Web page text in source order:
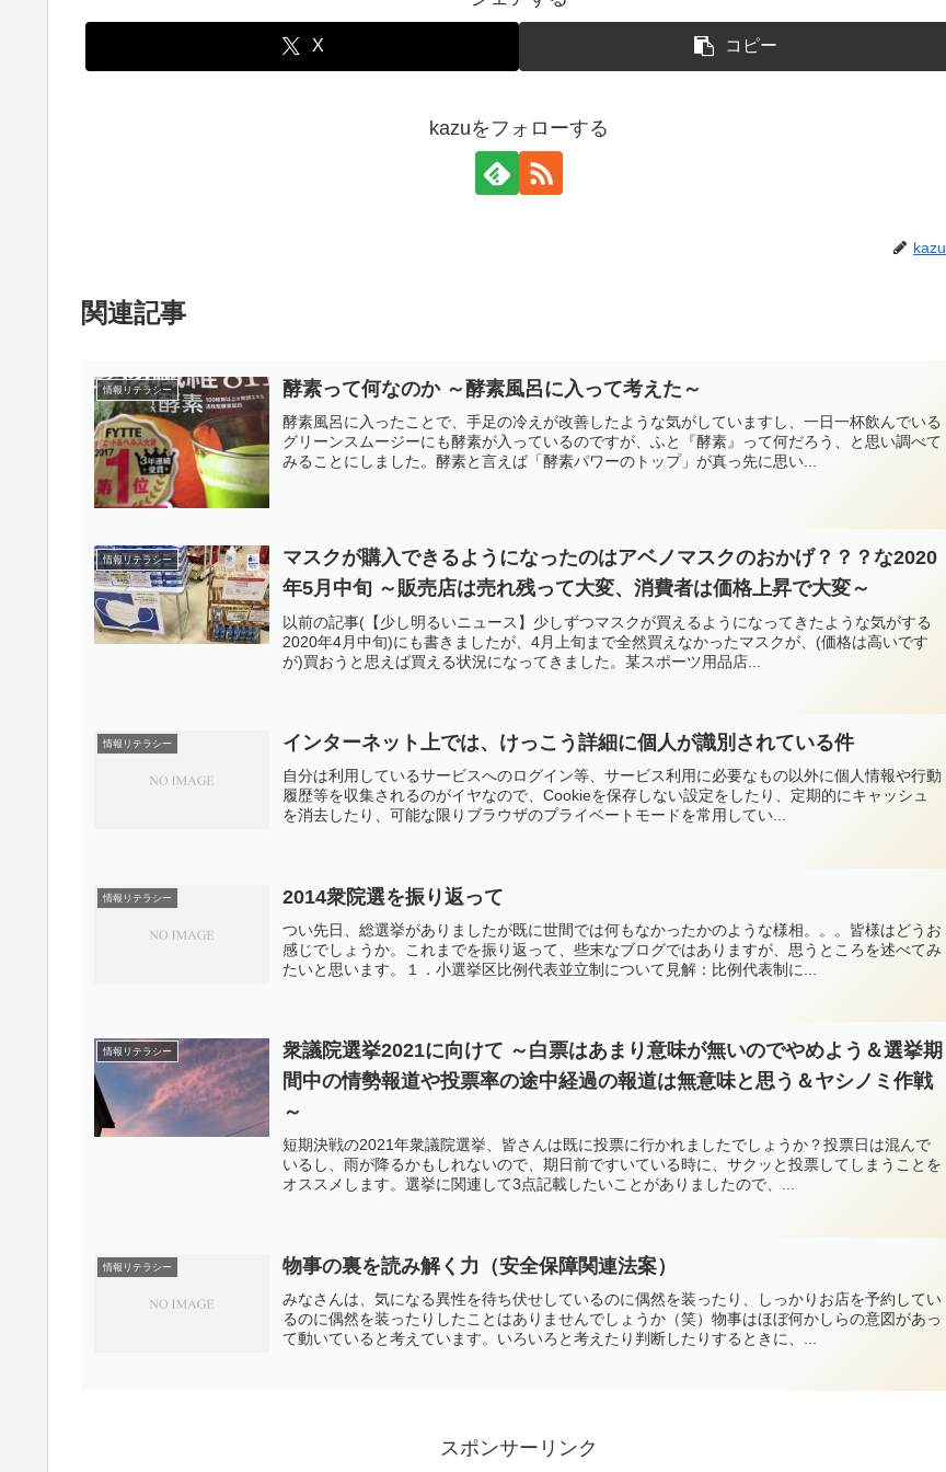
X コピー
kazuをフォローする
kazu
関連記事
情報リテラシー 酵素って何なのか ～酵素風呂に入って考えた～
酵素風呂に入ったことで、手足の冷えが改善したような気がしていますし、一日一杯飲んでいる
グリーンスムージーにも酵素が入っているのですが、ふと『酵素』って何だろう、と思い調べて
みることにしました。酵素と言えば「酵素パワーのトップ」が真っ先に思い...
情報リテラシー
マスクが購入できるようになったのはアベノマスクのおかげ？？？な2020
年5月中旬 ～販売店は売れ残って大変、消費者は価格上昇で大変～
以前の記事(【少し明るいニュース】少しずつマスクが買えるようになってきたような気がする
2020年4月中旬)にも書きましたが、4月上旬まで全然買えなかったマスクが、(価格は高いです
が)買おうと思えば買える状況になってきました。某スポーツ用品店...
情報リテラシー インターネット上では、けっこう詳細に個人が識別されている件
自分は利用しているサービスへのログイン等、サービス利用に必要なもの以外に個人情報や行動
履歴等を収集されるのがイヤなので、Cookieを保存しない設定をしたり、定期的にキャッシュ
を消去したり、可能な限りブラウザのプライベートモードを常用してい...
情報リテラシー 2014衆院選を振り返って
つい先日、総選挙がありましたが既に世間では何もなかったかのような様相。。。皆様はどうお
感じでしょうか。これまでを振り返って、些末なブログではありますが、思うところを述べてみ
たいと思います。１．小選挙区比例代表並立制について見解：比例代表制に...
情報リテラシー
衆議院選挙2021に向けて ～白票はあまり意味が無いのでやめよう＆選挙期
間中の情勢報道や投票率の途中経過の報道は無意味と思う＆ヤシノミ作戦
～
短期決戦の2021年衆議院選挙、皆さんは既に投票に行かれましたでしょうか？投票日は混んで
いるし、雨が降るかもしれないので、期日前ですいている時に、サクッと投票してしまうことを
オススメします。選挙に関連して3点記載したいことがありましたので、...
情報リテラシー 物事の裏を読み解く力（安全保障関連法案）
みなさんは、気になる異性を待ち伏せしているのに偶然を装ったり、しっかりお店を予約してい
るのに偶然を装ったりしたことはありませんでしょうか（笑）物事はほぼ何かしらの意図があっ
て動いていると考えています。いろいろと考えたり判断したりするときに、...
スポンサーリンク